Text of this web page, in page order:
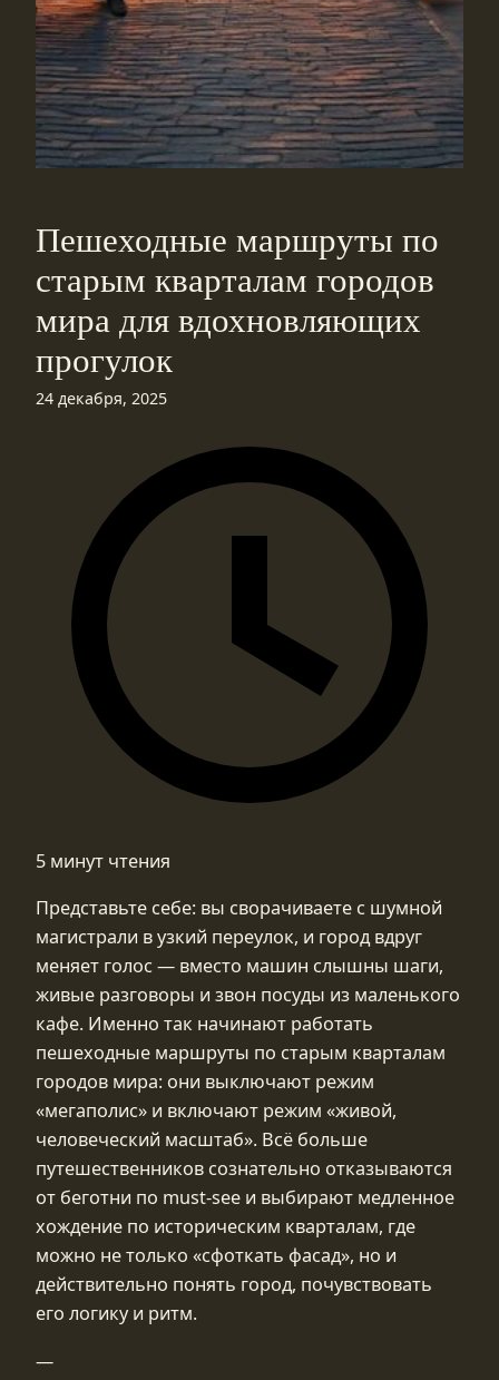
Пешеходные маршруты по
старым кварталам городов
мира для вдохновляющих
прогулок
24 декабря, 2025
5 минут чтения
Представьте себе: вы сворачиваете с шумной
магистрали в узкий переулок, и город вдруг
меняет голос — вместо машин слышны шаги,
живые разговоры и звон посуды из маленького
кафе. Именно так начинают работать
пешеходные маршруты по старым кварталам
городов мира: они выключают режим
«мегаполис» и включают режим «живой,
человеческий масштаб». Всё больше
путешественников сознательно отказываются
от беготни по must-see и выбирают медленное
хождение по историческим кварталам, где
можно не только «сфоткать фасад», но и
действительно понять город, почувствовать
его логику и ритм.
—